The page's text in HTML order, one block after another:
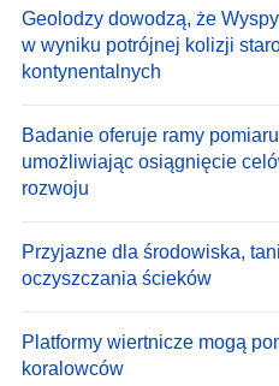
Geolodzy dowodzą, że
w wyniku potrójnej kolizji
kontynentalnych
Badanie oferuje ramy
umożliwiając osiągnięcie
rozwoju
Przyjazne dla środowiska,
oczyszczania ścieków
Platformy wiertnicze mogą
koralowców